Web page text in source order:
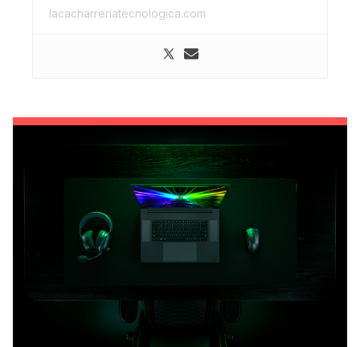
lacacharreriatecnologica.com